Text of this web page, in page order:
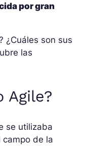
por gran
¿Cuáles son sus
las
Agile?
se utilizaba
campo de la